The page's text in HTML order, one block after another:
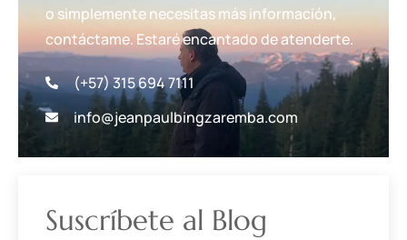
o simplemente necesitas más información,
contáctame. Estaré encantado de atenderte.
(+57) 315 694 7111
info@jeanpaulbingzaremba.com
Suscríbete al Blog